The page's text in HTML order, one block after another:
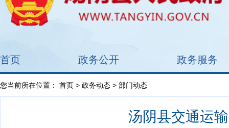
首页 政务公开 政务服务
您当前所在位置： 首页 > 政务动态 > 部门动态
汤阴县交通运